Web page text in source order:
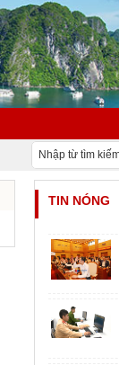
TIN NÓNG